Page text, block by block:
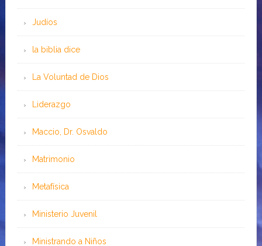
Judíos
la biblia dice
La Voluntad de Dios
Liderazgo
Maccio, Dr. Osvaldo
Matrimonio
Metafísica
Ministerio Juvenil
Ministrando a Niños